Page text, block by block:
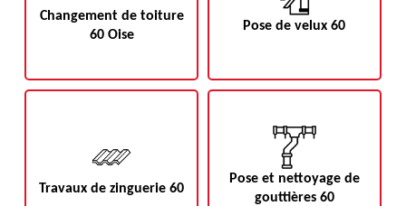
Changement de toiture
60 Oise
Pose de velux 60
Travaux de zinguerie 60
Pose et nettoyage de
gouttières 60